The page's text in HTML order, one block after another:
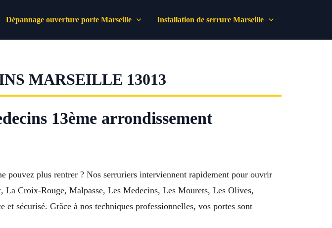
Dépannage ouverture porte Marseille Installation de serrure Marseille
MARSEILLE 13013
13ème arrondissement
pouvez plus rentrer ? Nos serruriers interviennent rapidement pour ouvrir
La Croix-Rouge, Malpasse, Les Medecins, Les Mourets, Les Olives,
sécurisé. Grâce à nos techniques professionnelles, vos portes sont